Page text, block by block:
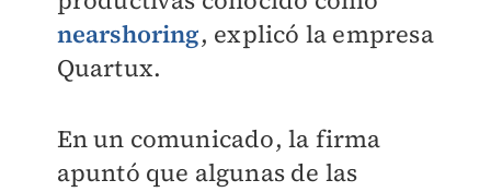
nearshoring, explicó la empresa
Quartux.
En un comunicado, la firma
apuntó que algunas de las